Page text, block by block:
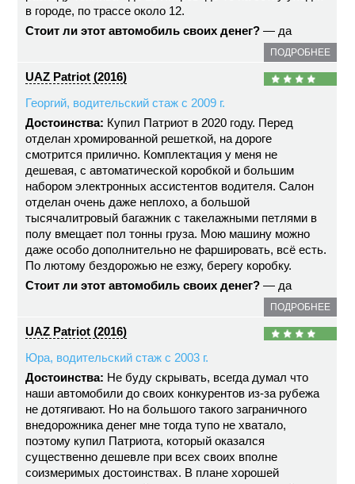
в городе, по трассе около 12.
Стоит ли этот автомобиль своих денег? — да
ПОДРОБНЕЕ
UAZ Patriot (2016)
Георгий, водительский стаж с 2009 г.
Достоинства: Купил Патриот в 2020 году. Перед
отделан хромированной решеткой, на дороге
смотрится прилично. Комплектация у меня не
дешевая, с автоматической коробкой и большим
набором электронных ассистентов водителя. Салон
отделан очень даже неплохо, а большой
тысячалитровый багажник с такелажными петлями в
полу вмещает пол тонны груза. Мою машину можно
даже особо дополнительно не фаршировать, всё есть.
По лютому бездорожью не езжу, берегу коробку.
Стоит ли этот автомобиль своих денег? — да
ПОДРОБНЕЕ
UAZ Patriot (2016)
Юра, водительский стаж с 2003 г.
Достоинства: Не буду скрывать, всегда думал что
наши автомобили до своих конкурентов из-за рубежа
не дотягивают. Но на большого такого заграничного
внедорожника денег мне тогда тупо не хватало,
поэтому купил Патриота, который оказался
существенно дешевле при всех своих вполне
соизмеримых достоинствах. В плане хорошей